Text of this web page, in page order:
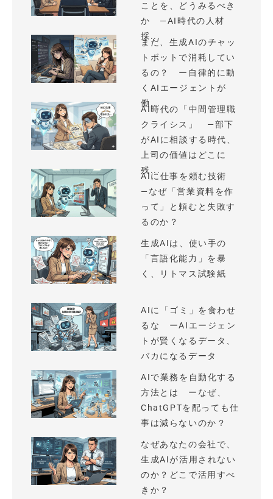
ことを、どうみるべき
か —AI時代の人材
採...
まだ、生成AIのチャッ
トボットで消耗してい
るの？ ー自律的に動
くAIエージェントが
働...
AI時代の「中間管理職
クライシス」 —部下
がAIに相談する時代、
上司の価値はどこに
残...
AIに仕事を頼む技術
—なぜ「営業資料を作
って」と頼むと失敗す
るのか？
生成AIは、使い手の
「言語化能力」を暴
く、リトマス試験紙
AIに「ゴミ」を食わせ
るな ーAIエージェン
トが賢くなるデータ、
バカになるデータ
AIで業務を自動化する
方法とは ーなぜ、
ChatGPTを配っても仕
事は減らないのか？
なぜあなたの会社で、
生成AIが活用されない
のか？どこで活用すべ
きか？